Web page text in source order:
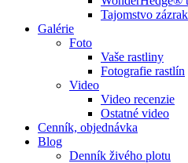
Tajomstvo
Galérie
Foto
Vaše rastliny
Fotografie rastlín
Video
Video recenzie
Ostatné video
Cenník, objednávka
Blog
Denník živého plotu